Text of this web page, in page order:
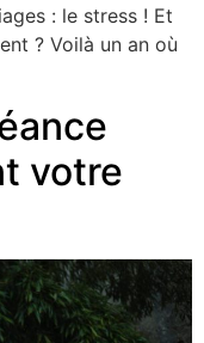
: le stress ! Et
? Voilà un an où
votre